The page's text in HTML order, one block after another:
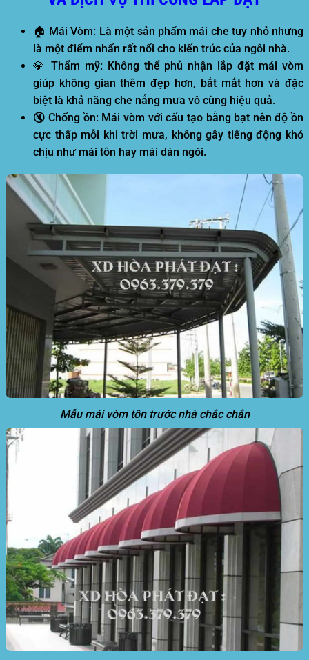
🏠 Mái Vòm: Là một sản phẩm mái che tuy nhỏ nhưng
là một điểm nhấn rất nổi cho kiến trúc của ngôi nhà.
💎 Thẩm mỹ: Không thể phủ nhận lắp đặt mái vòm
giúp không gian thêm đẹp hơn, bắt mắt hơn và đặc
biệt là khả năng che nắng mưa vô cùng hiệu quả.
🔇Chống ồn: Mái vòm với cấu tạo bằng bạt nên độ ồn
cực thấp mỗi khi trời mưa, không gây tiếng động khó
chịu như mái tôn hay mái dán ngói.
Mẫu mái vòm tôn trước nhà chắc chắn